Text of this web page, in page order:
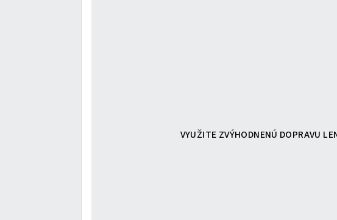
VYUŽITE ZVÝHODNENÚ DOPRAVU